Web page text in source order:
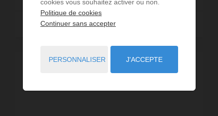
Lire la suite
cookies vous souhaitez activer ou non.
Politique de cookies
Continuer sans accepter
PERSONNALISER J'ACCEPTE